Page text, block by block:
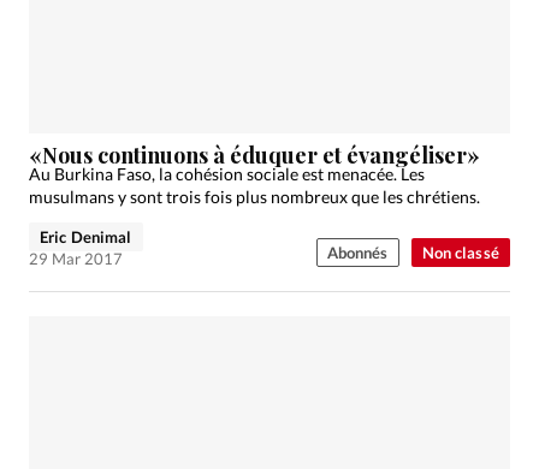
Non classé
«Nous continuons à éduquer et évangéliser»
Au Burkina Faso, la cohésion sociale est menacée. Les
musulmans y sont trois fois plus nombreux que les chrétiens.
Eric Denimal
29 Mar 2017
Abonnés